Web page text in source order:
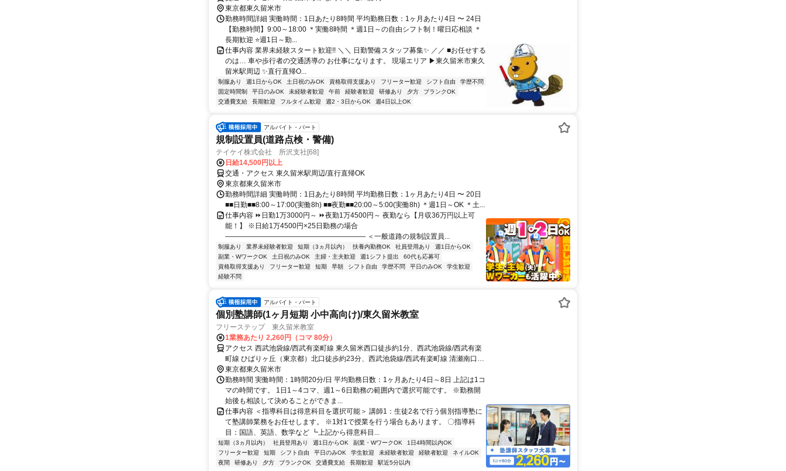
東京都東久留米市
勤務時間詳細 実働時間：1日あたり8時間 平均勤務日数：1ヶ月あたり4日 〜 24日
【勤務時間】9:00～18:00 ＊実働8時間 ＊週1日～の自由シフト制！曜日応相談 ＊
長期歓迎 ⭐週1日～勤...
仕事内容 業界未経験スタート歓迎!! ＼＼ 日勤警備スタッフ募集✨ ／／ ■お任せする
のは… 車や歩行者の交通誘導の お仕事になります。 現場エリア ▶東久留米市東久
留米駅周辺 ✨直行直帰O...
制服あり 週1日からOK 土日祝のみOK 資格取得支援あり フリーター歓迎 シフト自由
学歴不問
固定時間制
平日のみOK 未経験者歓迎 午前 経験者歓迎 研修あり 夕方
ブランクOK
交通費支給
長期歓迎 フルタイム歓迎 週2・3日からOK 週4日以上OK
アルバイト・パート
規制設置員(道路点検・警備)
テイケイ株式会社 所沢支社[68]
日給14,500円以上
交通・アクセス 東久留米駅周辺/直行直帰OK
東京都東久留米市
勤務時間詳細 実働時間：1日あたり8時間 平均勤務日数：1ヶ月あたり4日 〜 20日
■■日勤■■8:00～17:00(実働8h) ■■夜勤■■20:00～5:00(実働8h) ＊週1日～OK ＊土...
仕事内容 ⏩日勤1万3000円～ ⏩夜勤1万4500円～ 夜勤なら【月収36万円以上可
能！】 ※日給1万4500円×25日勤務の場合
―――――――――――――――――――― ＜一般道路の規制設置員...
制服あり 業界未経験者歓迎 短期（3ヵ月以内） 扶養内勤務OK 社員登用あり
週1日からOK
副業・WワークOK
土日祝のみOK 主婦・主夫歓迎 週1シフト提出
60代も応募可
資格取得支援あり
フリーター歓迎 短期 早朝 シフト自由 学歴不問 平日のみOK
学生歓迎
経験不問
アルバイト・パート
個別塾講師(1ヶ月短期 小中高向け)/東久留米教室
フリーステップ 東久留米教室
1業務あたり 2,260円（コマ 80分）
アクセス 西武池袋線/西武有楽町線 東久留米西口徒歩約1分、西武池袋線/西武有楽
町線 ひばりヶ丘（東京都）北口徒歩約23分、西武池袋線/西武有楽町線 清瀬南口徒
歩約26分 西武鉄道西武池袋線「東久留米駅」より徒歩1分
東京都東久留米市
勤務時間 実働時間：1時間20分/日 平均勤務日数：1ヶ月あたり4日～8日 上記は1コ
マの時間です。 1日1～4コマ、週1～6日勤務の範囲内で選択可能です。 ※勤務開
始後も相談して決めることができま...
仕事内容 ＜指導科目は得意科目を選択可能＞ 講師1：生徒2名で行う個別指導塾に
て塾講師業務をお任せします。 ※1対1で授業を行う場合もあります。 〇指導科
目：国語、英語、数学など ┗上記から得意科目...
短期（3ヵ月以内） 社員登用あり 週1日からOK 副業・WワークOK
1日4時間以内OK
フリーター歓迎
短期 シフト自由 平日のみOK 学生歓迎 未経験者歓迎 経験者歓迎
ネイルOK
夜間
研修あり 夕方 ブランクOK 交通費支給 長期歓迎 駅近5分以内